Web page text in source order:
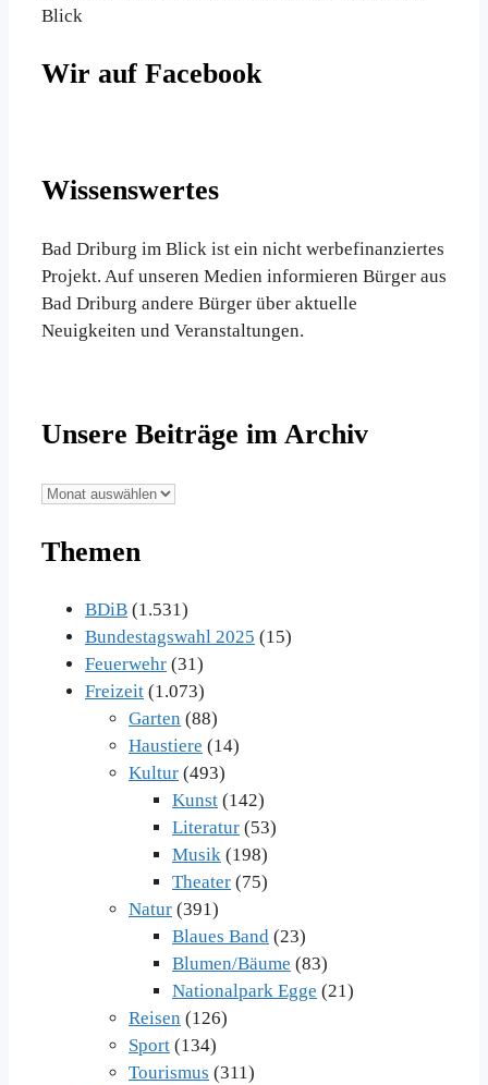
Blick
Wir auf Facebook
Wissenswertes
Bad Driburg im Blick ist ein nicht werbefinanziertes
Projekt. Auf unseren Medien informieren Bürger aus
Bad Driburg andere Bürger über aktuelle
Neuigkeiten und Veranstaltungen.
Unsere Beiträge im Archiv
Unsere
im
Themen
BDiB (1.531)
Bundestagswahl 2025 (15)
Feuerwehr (31)
Freizeit (1.073)
Garten (88)
Haustiere (14)
Kultur (493)
Kunst (142)
Literatur (53)
Musik (198)
Theater (75)
Natur (391)
Blaues Band (23)
Blumen/Bäume (83)
Nationalpark Egge (21)
Reisen (126)
Sport (134)
Tourismus (311)